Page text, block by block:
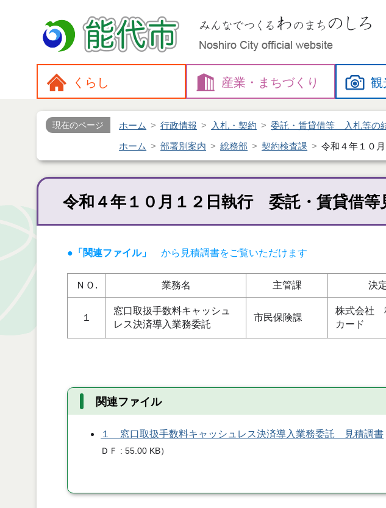
くらし 産業・ まちづくり 観
現在のページ ホーム 行政情報 入札・契約 委託・賃貸借等 入札等の
ホーム 部署別案内 総務部 契約検査課 令和４年１０
令和４年１０月１２日執行 委託・賃貸借等
●「関連ファイル」 から見積調書をご覧いただけます
ＮＯ. 業務名 主管課 決
１
窓口取扱手数料キャッシュ
レス決済導入業務委託
市民保険課
株式会社
カード
関連ファイル
１ 窓口取扱手数料キャッシュレス決済導入業務委託 見積調書
ＤＦ
55.00 KB）